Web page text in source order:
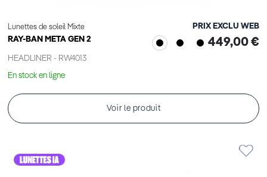
Lunettes de soleil Mixte
RAY-BAN META GEN 2
HEADLINER - RW4013
PRIX EXCLU WEB
449,00 €
En stock en ligne
Voir le produit